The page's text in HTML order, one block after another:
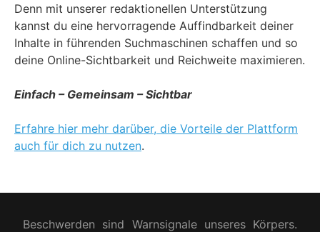
Denn mit unserer redaktionellen Unterstützung
kannst du eine hervorragende Auffindbarkeit deiner
Inhalte in führenden Suchmaschinen schaffen und so
deine Online-Sichtbarkeit und Reichweite maximieren.
Einfach – Gemeinsam – Sichtbar
Erfahre hier mehr darüber, die Vorteile der Plattform
auch für dich zu nutzen.
Beschwerden sind Warnsignale unseres Körpers.